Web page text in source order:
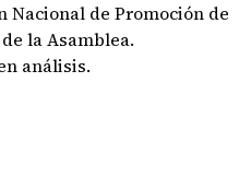
Nacional de Promoción de
la Asamblea.
análisis.